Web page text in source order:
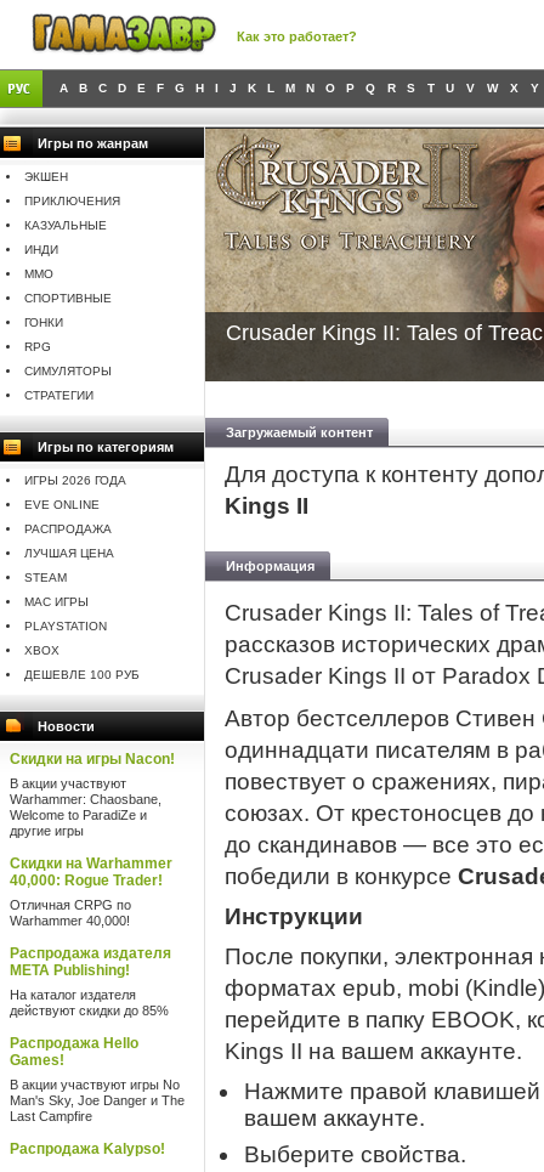
Как это работает?
A B C D E F G H I J K L M N O P Q R S T U V W X Y
Игры по жанрам
ЭКШЕН
ПРИКЛЮЧЕНИЯ
КАЗУАЛЬНЫЕ
ИНДИ
MMO
СПОРТИВНЫЕ
ГОНКИ
RPG
СИМУЛЯТОРЫ
СТРАТЕГИИ
Игры по категориям
ИГРЫ 2026 ГОДА
EVE ONLINE
РАСПРОДАЖА
ЛУЧШАЯ ЦЕНА
STEAM
MAC ИГРЫ
PLAYSTATION
XBOX
ДЕШЕВЛЕ 100 РУБ
Новости
Скидки на игры Nacon!
В акции участвуют
Warhammer: Chaosbane,
Welcome to ParadiZe и
другие игры
Скидки на Warhammer
40,000: Rogue Trader!
Отличная CRPG по
Warhammer 40,000!
Распродажа издателя
META Publishing!
На каталог издателя
действуют скидки до 85%
Распродажа Hello
Games!
В акции участвуют игры No
Man's Sky, Joe Danger и The
Last Campfire
Распродажа Kalypso!
Crusader Kings II: Tales of
Загружаемый контент
Для доступа к контенту
Kings II
Информация
Crusader Kings II: Tales of
рассказов исторических
Crusader Kings II от Paradox
Автор бестселлеров
одиннадцати писателям в
повествует о сражениях,
союзах. От крестоносцев до
до скандинавов — все это
победили в конкурсе
Инструкции
После покупки, электронная
форматах epub, mobi
перейдите в папку EBOOK,
Kings II на вашем аккаунте.
Нажмите правой
вашем аккаунте.
Выберите свойства.